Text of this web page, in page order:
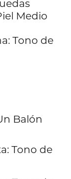
Medio
Tono de
Balón
Tono de